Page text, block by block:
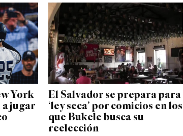
York
jugar
El Salvador se prepara para
‘ley seca’ por comicios en los
que Bukele busca su
reelección